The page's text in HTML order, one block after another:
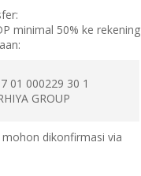
minimal 50% ke rekening
01 000229 30 1
GROUP
dikonfirmasi via